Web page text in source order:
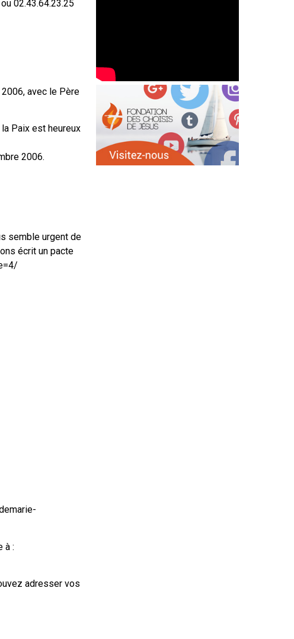
02.43.64.23.25
avec le Père
Paix est heureux
2006.
semble urgent de
écrit un pacte
à :
adresser vos